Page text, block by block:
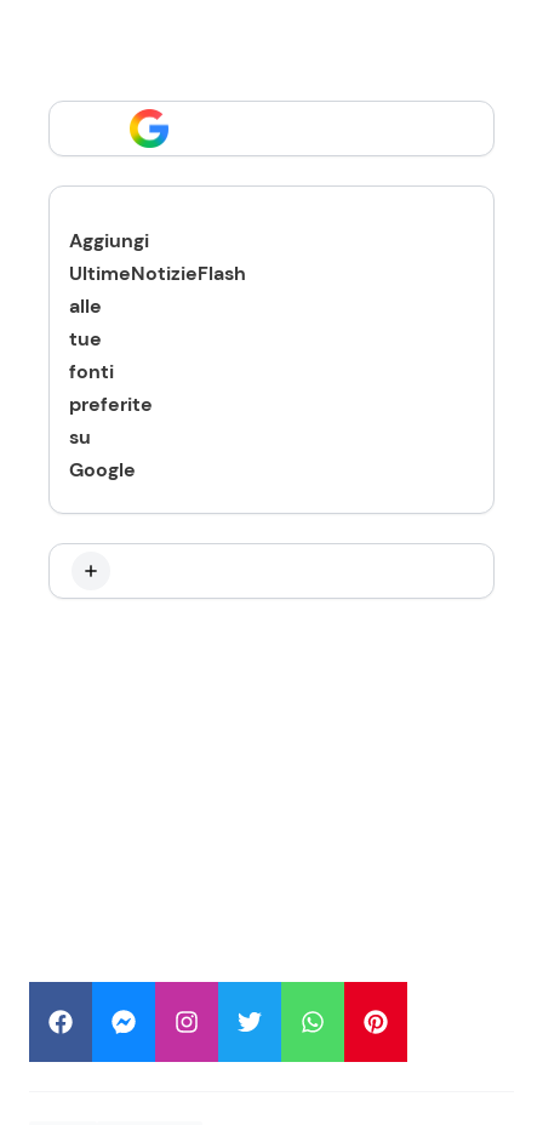
Aggiungi
UltimeNotizieFlash
alle
tue
fonti
preferite
su
Google